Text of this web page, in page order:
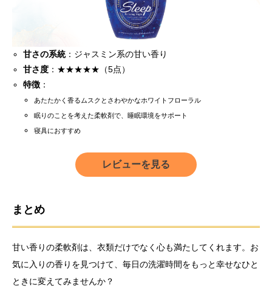
甘さの系統：ジャスミン系の甘い香り
甘さ度 ：★★★★★（5点）
特徴 ：
あたたかく香るムスクとさわやかなホワイトフローラル
眠りのことを考えた柔軟剤で、睡眠環境をサポート
寝具におすすめ
レビューを見る
まとめ
甘い香りの柔軟剤は、衣類だけでなく心も満たしてくれます。お
気に入りの香りを見つけて、毎日の洗濯時間をもっと幸せなひと
ときに変えてみませんか？